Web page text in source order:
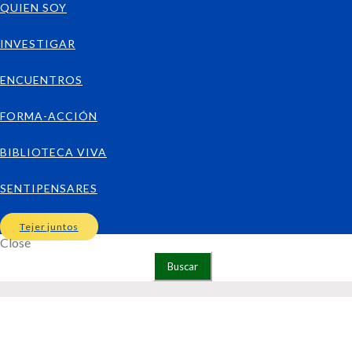
QUIEN SOY
INVESTIGAR
ENCUENTROS
FORMA-ACCIÓN
BIBLIOTECA VIVA
SENTIPENSARES
Tejer juntos
Close